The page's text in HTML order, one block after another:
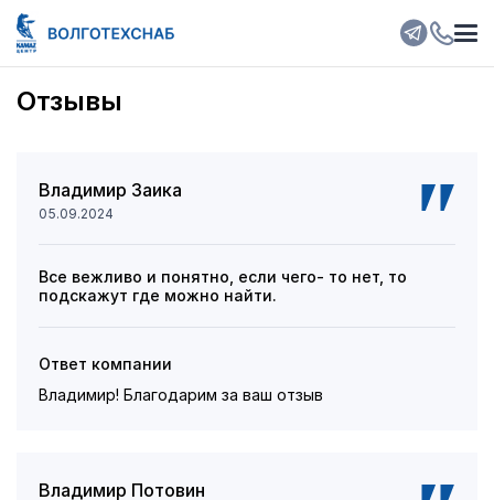
Отзывы
Владимир Заика
05.09.2024
Все вежливо и понятно, если чего- то нет, то
подскажут где можно найти.
Ответ компании
Владимир! Благодарим за ваш отзыв
Владимир Потовин